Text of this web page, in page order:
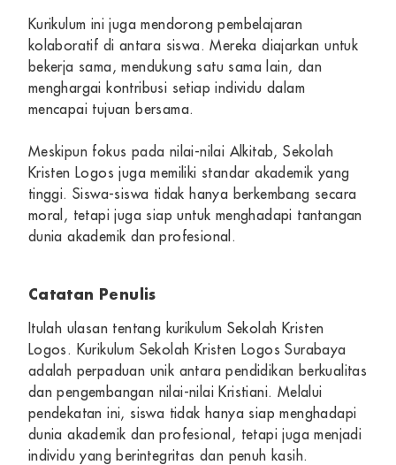
Kurikulum ini juga mendorong pembelajaran
kolaboratif di antara siswa. Mereka diajarkan untuk
bekerja sama, mendukung satu sama lain, dan
menghargai kontribusi setiap individu dalam
mencapai tujuan bersama.
Meskipun fokus pada nilai-nilai Alkitab, Sekolah
Kristen Logos juga memiliki standar akademik yang
tinggi. Siswa-siswa tidak hanya berkembang secara
moral, tetapi juga siap untuk menghadapi tantangan
dunia akademik dan profesional.
Catatan Penulis
Itulah ulasan tentang kurikulum Sekolah Kristen
Logos. Kurikulum Sekolah Kristen Logos Surabaya
adalah perpaduan unik antara pendidikan berkualitas
dan pengembangan nilai-nilai Kristiani. Melalui
pendekatan ini, siswa tidak hanya siap menghadapi
dunia akademik dan profesional, tetapi juga menjadi
individu yang berintegritas dan penuh kasih.